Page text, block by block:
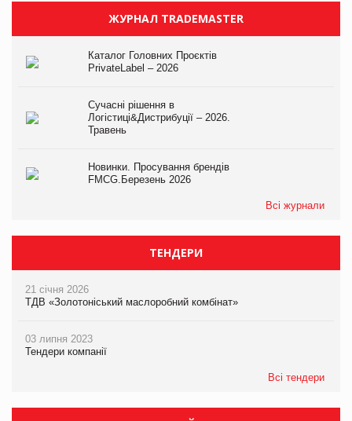
ЖУРНАЛ TRADEMASTER
Каталог Головних Проєктів
PrivateLabel – 2026
Сучасні рішення в
Логістиці&Дистрибуції – 2026.
Травень
Новинки. Просування брендів
FMCG.Березень 2026
Всі журнали
ТЕНДЕРИ
21 січня 2026
ТДВ «Золотоніський маслоробний комбінат»
03 липня 2023
Тендери компанії
Всі тендери